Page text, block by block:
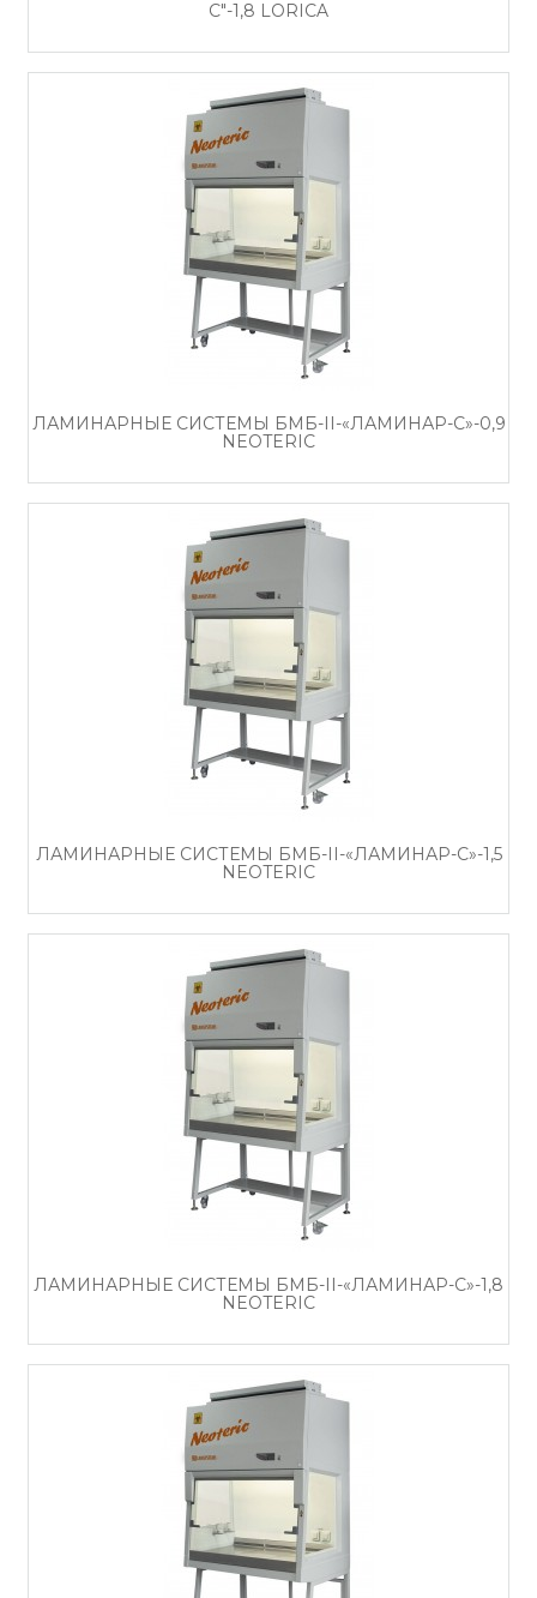
С"-1,8 LORICA
ЛАМИНАРНЫЕ СИСТЕМЫ БМБ-II-«ЛАМИНАР-С»-0,9
NEOTERIC
ЛАМИНАРНЫЕ СИСТЕМЫ БМБ-II-«ЛАМИНАР-С»-1,5
NEOTERIC
ЛАМИНАРНЫЕ СИСТЕМЫ БМБ-II-«ЛАМИНАР-С»-1,8
NEOTERIC